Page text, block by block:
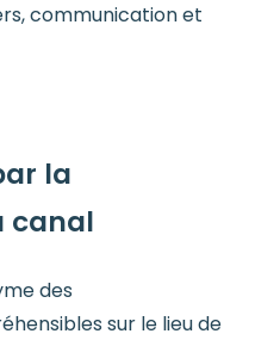
communication et
la
canal
des
sur le lieu de